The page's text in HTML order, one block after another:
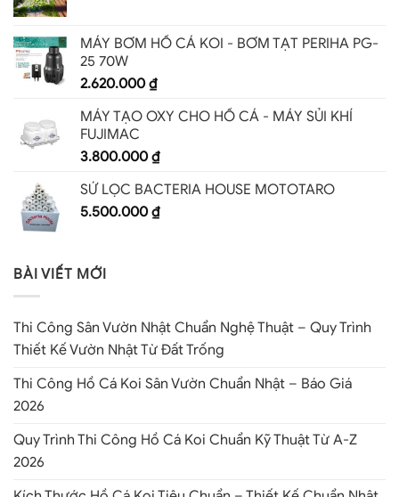
MÁY BƠM HỒ CÁ KOI - BƠM TẠT PERIHA PG-
25 70W
2.620.000₫
MÁY TẠO OXY CHO HỒ CÁ - MÁY SỦI KHÍ
FUJIMAC
3.800.000₫
SỨ LỌC BACTERIA HOUSE MOTOTARO
5.500.000₫
BÀI VIẾT MỚI
Thi Công Sân Vườn Nhật Chuẩn Nghệ Thuật – Quy Trình
Thiết Kế Vườn Nhật Từ Đất Trống
Thi Công Hồ Cá Koi Sân Vườn Chuẩn Nhật – Báo Giá
2026
Quy Trình Thi Công Hồ Cá Koi Chuẩn Kỹ Thuật Từ A-Z
2026